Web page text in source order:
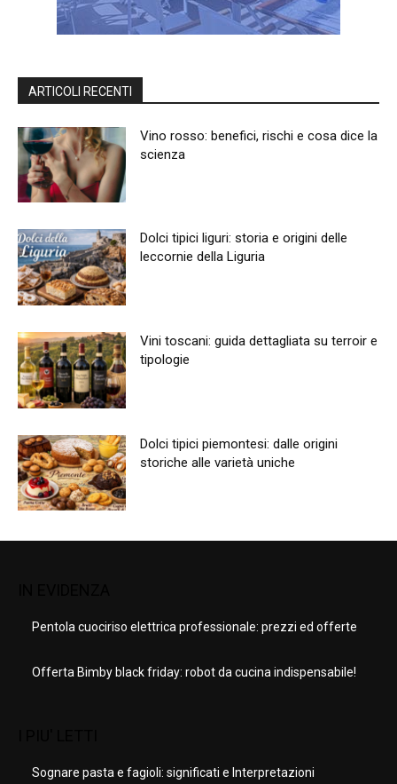
ARTICOLI RECENTI
Vino rosso: benefici, rischi e cosa dice la
scienza
Dolci tipici liguri: storia e origini delle
leccornie della Liguria
Vini toscani: guida dettagliata su terroir e
tipologie
Dolci tipici piemontesi: dalle origini
storiche alle varietà uniche
Pentola cuociriso elettrica professionale: prezzi ed offerte
Offerta Bimby black friday: robot da cucina indispensabile!
Sognare pasta e fagioli: significati e Interpretazioni